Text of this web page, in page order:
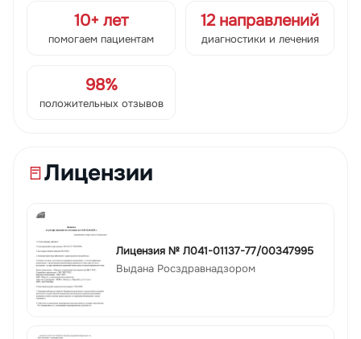
10+ лет
помогаем пациентам
12 направлений
диагностики и лечения
98%
положительных отзывов
Лицензии
Лицензия № Л041-01137-77/00347995
Выдана Росздравнадзором